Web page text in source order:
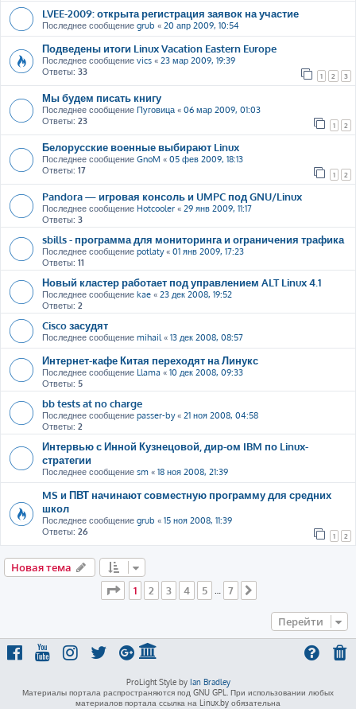
LVEE-2009: открыта регистрация заявок на участие
Последнее сообщение grub « 20 апр 2009, 10:54
Подведены итоги Linux Vacation Eastern Europe
Последнее сообщение vics « 23 мар 2009, 19:39
Ответы: 33 1 2 3
Мы будем писать книгу
Последнее сообщение Пуговица « 06 мар 2009, 01:03
Ответы: 23 1 2
Белорусские военные выбирают Linux
Последнее сообщение GnoM « 05 фев 2009, 18:13
Ответы: 17 1 2
Pandora — игровая консоль и UMPC под GNU/Linux
Последнее сообщение Hotcooler « 29 янв 2009, 11:17
Ответы: 3
sbills - программа для мониторинга и ограничения трафика
Последнее сообщение potlaty« 01 янв 2009, 17:23
Ответы: 11
Новый кластер работает под управлением ALT Linux 4.1
Последнее сообщение kae « 23 дек 2008, 19:52
Ответы: 2
Cisco засудят
Последнее сообщение mihail« 13 дек 2008, 08:57
Интернет-кафе Китая переходят на Линукс
Последнее сообщение Llama « 10 дек 2008, 09:33
Ответы: 5
bb tests at no charge
Последнее сообщение passer-by« 21 ноя 2008, 04:58
Ответы: 2
Интервью с Инной Кузнецовой, дир-ом IBM по Linux-
стратегии
Последнее сообщение sm « 18 ноя 2008, 21:39
MS и ПВТ начинают совместную программу для средних
школ
Последнее сообщение grub « 15 ноя 2008, 11:39
Ответы: 26 1 2
Новая тема
Страница
из
1 2 3 4 5 … 7
Перейти
ProLight Style by Ian Bradley
Материалы портала распространяются под GNU GPL. При использовании любых
материалов портала ссылка на Linux.by обязательна